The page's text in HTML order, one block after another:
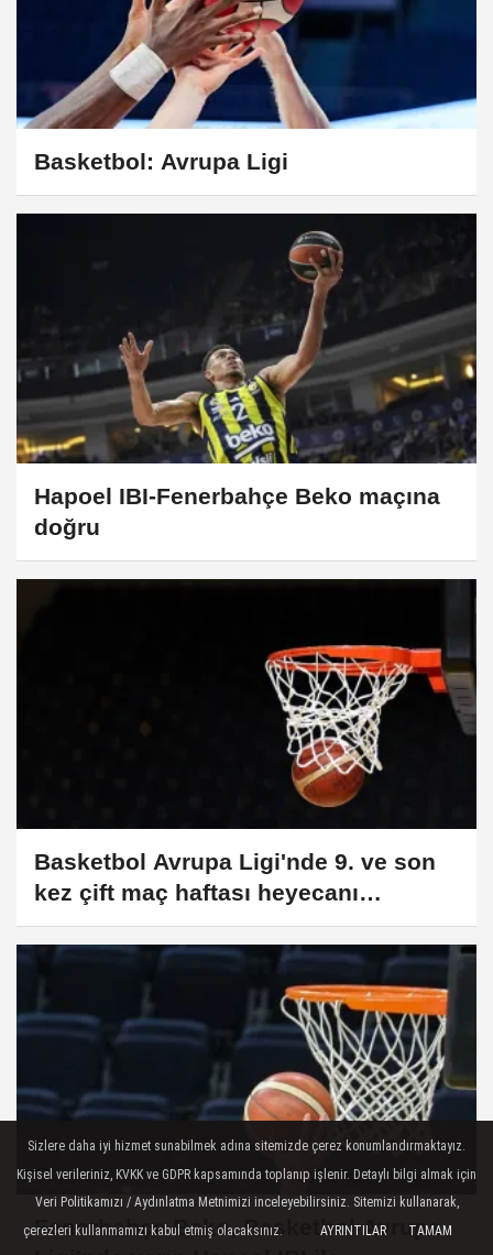
Basketbol: Avrupa Ligi
Hapoel IBI-Fenerbahçe Beko maçına
doğru
Basketbol Avrupa Ligi'nde 9. ve son
kez çift maç haftası heyecanı
yaşanacak
Fenerbahçe Beko, Basketbol Avrupa
Sizlere daha iyi hizmet sunabilmek adına sitemizde çerez konumlandırmaktayız.
Kişisel verileriniz, KVKK ve GDPR kapsamında toplanıp işlenir. Detaylı bilgi almak için
Veri Politikamızı / Aydınlatma Metnimizi inceleyebilirsiniz. Sitemizi kullanarak,
çerezleri kullanmamızı kabul etmiş olacaksınız.
AYRINTILAR TAMAM